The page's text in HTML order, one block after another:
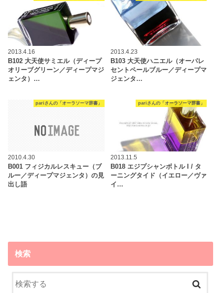
2013.4.16
B102 大天使サミエル（ディープ
オリーブグリーン／ディープマジ
ェンタ）…
2013.4.23
B103 大天使ハニエル（オーパレ
セントペールブルー／ディープマ
ジェンタ…
pariさんの「オーラソーマ辞書」
2010.4.30
B001 フィジカルレスキュー（ブ
ルー／ディープマジェンタ）の見
出し語
pariさんの「オーラソーマ辞書」
2013.11.5
B018 エジプシャンボトル I / タ
ーニングタイド（イエロー／ヴァ
イ…
検索